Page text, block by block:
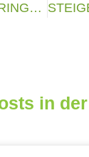
LOCOMORE BRINGT ECHTEN ÖKOSTROM AUF DIE SCHIENE
in